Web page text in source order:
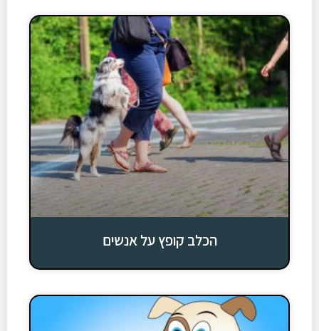
הכלב קופץ על אנשים